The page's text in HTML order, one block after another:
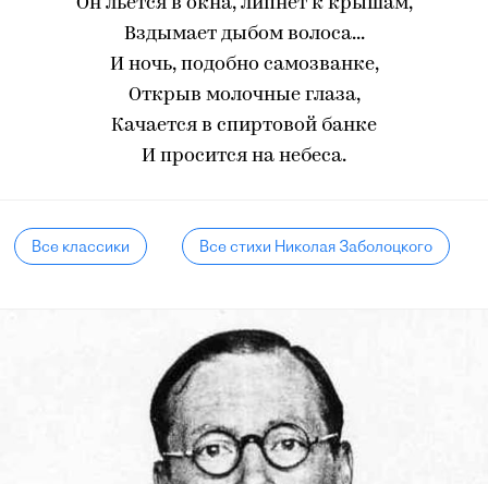
Вздымает дыбом волоса...
И ночь, подобно самозванке,
Открыв молочные глаза,
Качается в спиртовой банке
И просится на небеса.
Все классики Все стихи Николая Заболоцкого